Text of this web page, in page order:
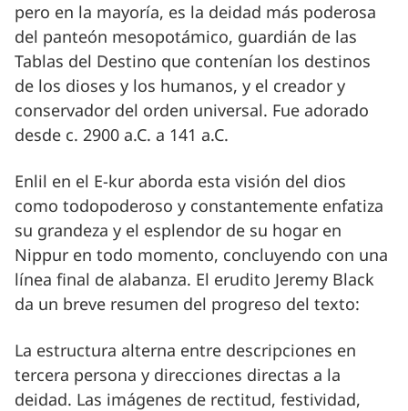
pero en la mayoría, es la deidad más poderosa
del panteón mesopotámico, guardián de las
Tablas del Destino que contenían los destinos
de los dioses y los humanos, y el creador y
conservador del orden universal. Fue adorado
desde c. 2900 a.C. a 141 a.C.
Enlil en el E-kur aborda esta visión del dios
como todopoderoso y constantemente enfatiza
su grandeza y el esplendor de su hogar en
Nippur en todo momento, concluyendo con una
línea final de alabanza. El erudito Jeremy Black
da un breve resumen del progreso del texto:
La estructura alterna entre descripciones en
tercera persona y direcciones directas a la
deidad. Las imágenes de rectitud, festividad,